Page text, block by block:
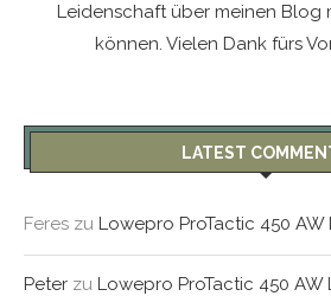
Leidenschaft über meinen Blog
können. Vielen Dank fürs
LATEST
Feres zu Lowepro ProTactic 450 AW
Peter zu Lowepro ProTactic 450 AW